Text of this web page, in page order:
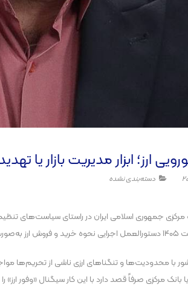
دسته‌بندی نشده
مرکزی جمهوری اسلامی ایران در راستای سیاست‌های
با محدودیت‌ها و تنگنا‌های ارزی ناشی از تحریم‌ها
مرکزی صرفاً قصد دارد با این کار سیگنال «وفور ارز» را